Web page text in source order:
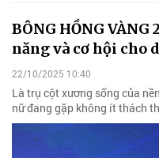
BÔNG HỒNG
năng và cơ hội cho
22/10/2025 10:40
Là trụ cột xương sống của
nữ đang gặp không ít thách